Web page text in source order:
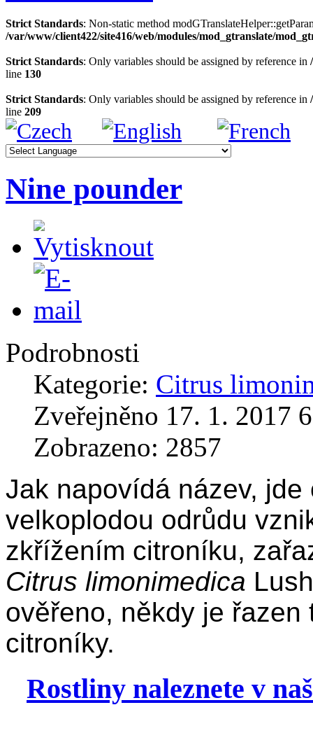
Strict Standards: Non-static method
/var/www/client422/site416/web/modules/mod_gtranslate/
Strict Standards: Only variables should be assigned by reference in
line 130
Strict Standards: Only variables should be assigned by reference in
line 209
Nine pounder
Podrobnosti
Kategorie: Citrus
Zveřejněno 17. 1. 2017
Zobrazeno: 2857
Jak napovídá název, jde
velkoplodou odrůdu
zkřížením citroníku,
Citrus limonimedica
ověřeno, někdy je řazen
citroníky.
Rostliny naleznete v